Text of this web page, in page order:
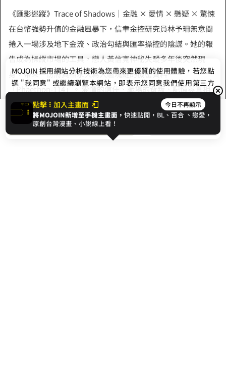
開始閱讀
《匯影迷蹤》Trace of Shadows｜金融 × 愛情 × 懸疑 × 驚悚
在台幣強勢升值的金融風暴下，信聿金控研究員林予珊無意間
捲入一場涉及地下金流、政治勾結與匯率操控的陰謀。她的報
告成為操縱市場的工具，戀人黃信寬神秘失蹤多年後突然現
身，帶來一份將真相永久寫入區塊鏈的機密資料——
「Phaethon-114」。 愛情的信任、職場的背叛、記憶與真相
的抉擇交織成一場無法預測的命運風暴。當真相浮出水面，她
才發現，真正的「升值」，不只是貨幣的變動，而是靈魂與記
憶之間的選擇。 ——真相不會消失，只會等待被記起。
展開全部
點擊 加入主畫面 今日不再顯示
將MOJOIN新增至手機主畫面，快速點開，BL、百合 、戀愛，
原創台灣漫畫、小說線上看！
MOJOIN 採用網站分析技術為您帶來更優質的使用體驗，若您點
選 "我同意" 或繼續瀏覽本網站，即表示您同意我們使用第三方
Cookie，欲瞭解更多資訊請見隱私權政策。
我同意